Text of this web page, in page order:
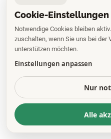
Cookie-Einstellungen
Notwendige Cookies bleiben
zuschalten, wenn Sie uns bei der
unterstützen möchten.
Einstellungen anpassen
Nur
Alle